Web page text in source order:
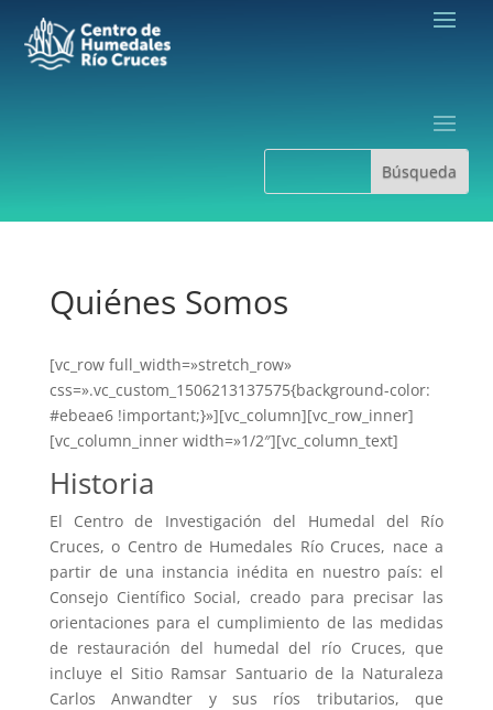
Quiénes Somos
[vc_row full_width=»stretch_row»
css=».vc_custom_1506213137575{background-color:
#ebeae6 !important;}»][vc_column][vc_row_inner]
[vc_column_inner width=»1/2″][vc_column_text]
Historia
El Centro de Investigación del Humedal del Río
Cruces, o Centro de Humedales Río Cruces, nace a
partir de una instancia inédita en nuestro país: el
Consejo Científico Social, creado para precisar las
orientaciones para el cumplimiento de las medidas
de restauración del humedal del río Cruces, que
incluye el Sitio Ramsar Santuario de la Naturaleza
Carlos Anwandter y sus ríos tributarios, que